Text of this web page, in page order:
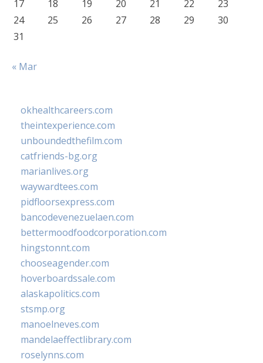
17
18 19 20 21 22
23
24
25 26 27 28 29
30
31
« Mar
okhealthcareers.com
theintexperience.com
unboundedthefilm.com
catfriends-bg.org
marianlives.org
waywardtees.com
pidfloorsexpress.com
bancodevenezuelaen.com
bettermoodfoodcorporation.com
hingstonnt.com
chooseagender.com
hoverboardssale.com
alaskapolitics.com
stsmp.org
manoelneves.com
mandelaeffectlibrary.com
roselynns.com